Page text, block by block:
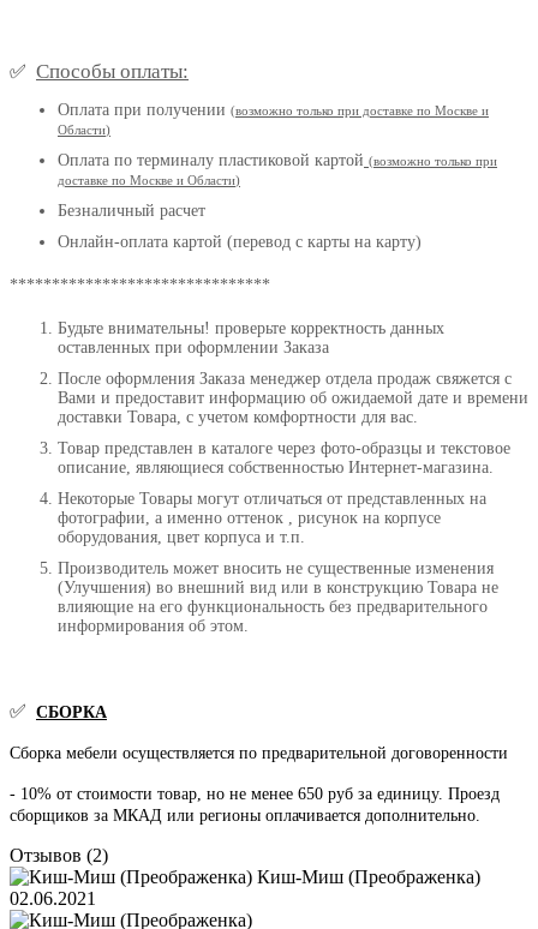
✅ Способы оплаты:
Оплата при получении (возможно только при доставке по Москве и
Области)
Оплата по терминалу пластиковой картой (возможно только при
доставке по Москве и Области)
Безналичный расчет
Онлайн-оплата картой (перевод с карты на карту)
*******************************
Будьте внимательны! проверьте корректность данных
оставленных при оформлении Заказа
После оформления Заказа менеджер отдела продаж свяжется с
Вами и предоставит информацию об ожидаемой дате и времени
доставки Товара, с учетом комфортности для вас.
Товар представлен в каталоге через фото-образцы и текстовое
описание, являющиеся собственностью Интернет-магазина.
Некоторые Товары могут отличаться от представленных на
фотографии, а именно оттенок , рисунок на корпусе
оборудования, цвет корпуса и т.п.
Производитель может вносить не существенные изменения
(Улучшения) во внешний вид или в конструкцию Товара не
влияющие на его функциональность без предварительного
информирования об этом.
✅ СБОРКА
Сборка мебели осуществляется по предварительной договоренности
- 10% от стоимости товар, но не менее 650 руб за единицу. Проезд
сборщиков за МКАД или регионы оплачивается дополнительно.
Отзывов (2)
Киш-Миш (Преображенка)
02.06.2021